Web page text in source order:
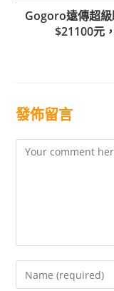
Gogoro遠傳超
$21100元
發佈留言
Comment
your